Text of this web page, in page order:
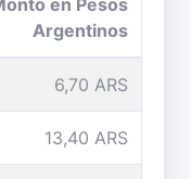
en Pesos
Argentinos
6,70 ARS
13,40 ARS